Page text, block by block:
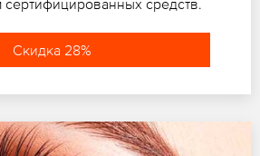
средств.
Скидка 28%